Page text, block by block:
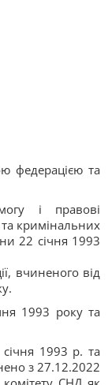
федерацією та
і правові
кримінальних
22 січня 1993
вчиненого від
1993 року та
січня 1993 р. та
з 27.12.2022